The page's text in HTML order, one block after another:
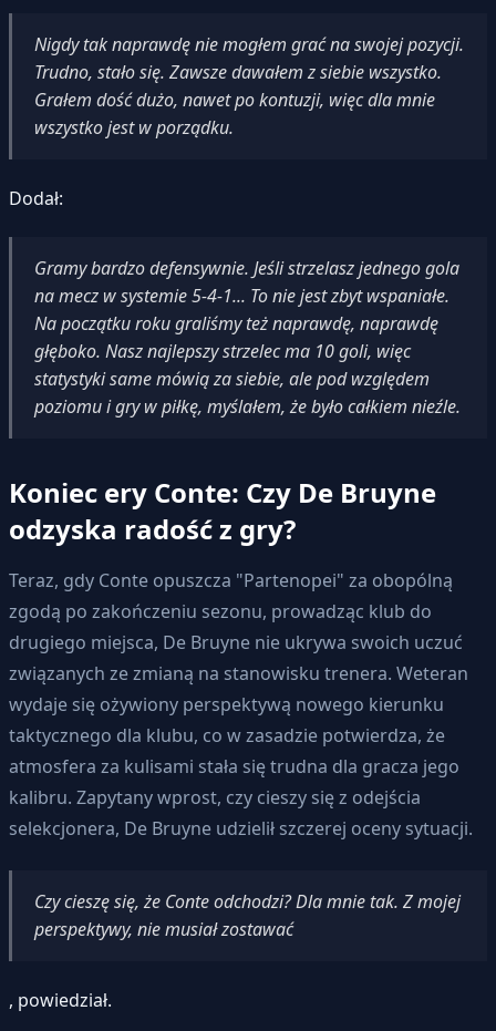
Nigdy tak naprawdę nie mogłem grać na swojej pozycji.
Trudno, stało się. Zawsze dawałem z siebie wszystko.
Grałem dość dużo, nawet po kontuzji, więc dla mnie
wszystko jest w porządku.
Dodał:
Gramy bardzo defensywnie. Jeśli strzelasz jednego gola
na mecz w systemie 5-4-1... To nie jest zbyt wspaniałe.
Na początku roku graliśmy też naprawdę, naprawdę
głęboko. Nasz najlepszy strzelec ma 10 goli, więc
statystyki same mówią za siebie, ale pod względem
poziomu i gry w piłkę, myślałem, że było całkiem nieźle.
Koniec ery Conte: Czy De Bruyne
odzyska radość z gry?
Teraz, gdy Conte opuszcza "Partenopei" za obopólną
zgodą po zakończeniu sezonu, prowadząc klub do
drugiego miejsca, De Bruyne nie ukrywa swoich uczuć
związanych ze zmianą na stanowisku trenera. Weteran
wydaje się ożywiony perspektywą nowego kierunku
taktycznego dla klubu, co w zasadzie potwierdza, że
atmosfera za kulisami stała się trudna dla gracza jego
kalibru. Zapytany wprost, czy cieszy się z odejścia
selekcjonera, De Bruyne udzielił szczerej oceny sytuacji.
Czy cieszę się, że Conte odchodzi? Dla mnie tak. Z mojej
perspektywy, nie musiał zostawać
, powiedział.